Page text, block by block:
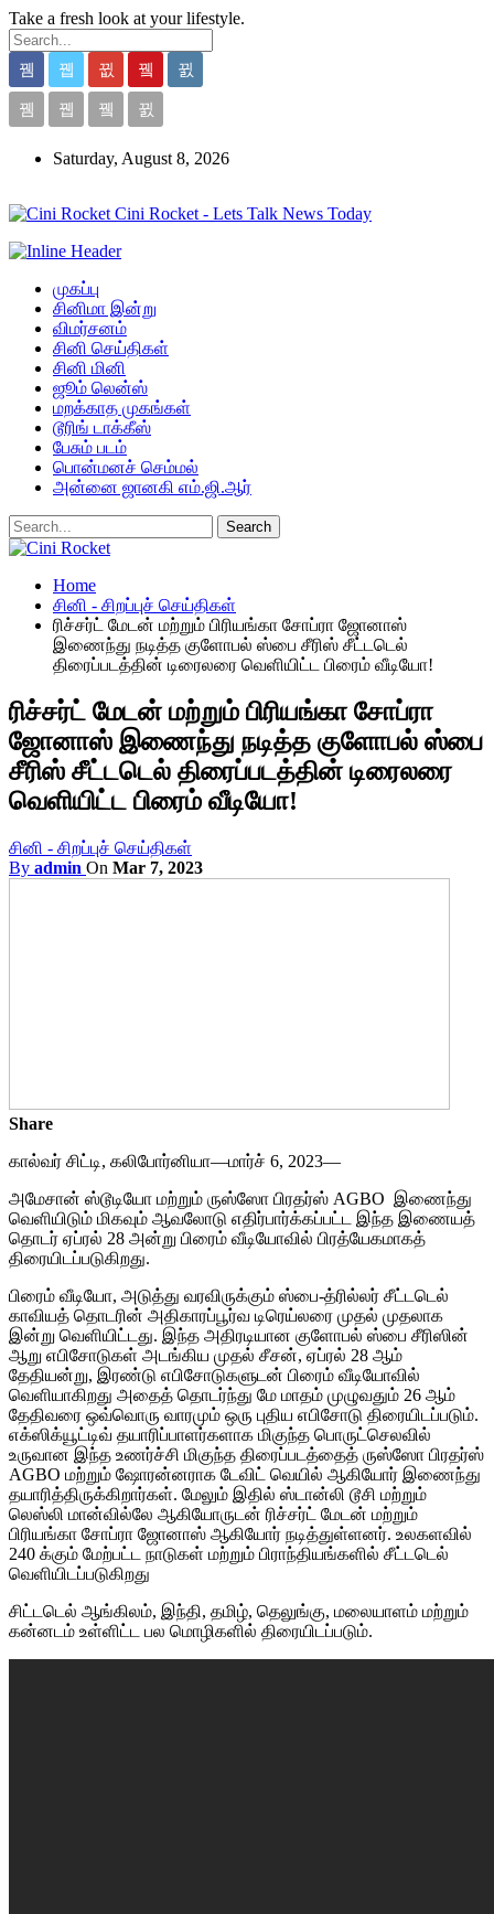
Take a fresh look at your lifestyle.
Saturday, August 8, 2026
Cini Rocket - Lets Talk News Today
முகப்பு
சினிமா இன்று
விமர்சனம்
சினி செய்திகள்
சினி மினி
ஜூம் லென்ஸ்
மறக்காத முகங்கள்
டூரிங் டாக்கீஸ்
பேசும் படம்
பொன்மனச் செம்மல்
அன்னை ஜானகி எம்.ஜி.ஆர்
Home
சினி - சிறப்புச் செய்திகள்
ரிச்சர்ட் மேடன் மற்றும் பிரியங்கா சோப்ரா ஜோனாஸ்
இணைந்து நடித்த குளோபல் ஸ்பை சீரிஸ் சீட்டடெல்
திரைப்படத்தின் டிரைலரை வெளியிட்ட பிரைம் வீடியோ!
ரிச்சர்ட் மேடன் மற்றும் பிரியங்கா சோப்ரா
ஜோனாஸ் இணைந்து நடித்த குளோபல் ஸ்பை
சீரிஸ் சீட்டடெல் திரைப்படத்தின் டிரைலரை
வெளியிட்ட பிரைம் வீடியோ!
சினி - சிறப்புச் செய்திகள்
By admin On Mar 7, 2023
Share
கால்வர் சிட்டி, கலிபோர்னியா—மார்ச் 6, 2023—
அமேசான் ஸ்டூடியோ மற்றும் ருஸ்ஸோ பிரதர்ஸ் AGBO இணைந்து
வெளியிடும் மிகவும் ஆவலோடு எதிர்பார்க்கப்பட்ட இந்த இணையத்
தொடர் ஏப்ரல் 28 அன்று பிரைம் வீடியோவில் பிரத்யேகமாகத்
திரையிடப்படுகிறது.
பிரைம் வீடியோ, அடுத்து வரவிருக்கும் ஸ்பை-த்ரில்லர் சீட்டடெல்
காவியத் தொடரின் அதிகாரப்பூர்வ டிரெய்லரை முதல் முதலாக
இன்று வெளியிட்டது. இந்த அதிரடியான குளோபல் ஸ்பை சீரிஸின்
ஆறு எபிசோடுகள் அடங்கிய முதல் சீசன், ஏப்ரல் 28 ஆம்
தேதியன்று, இரண்டு எபிசோடுகளுடன் பிரைம் வீடியோவில்
வெளியாகிறது அதைத் தொடர்ந்து மே மாதம் முழுவதும் 26 ஆம்
தேதிவரை ஒவ்வொரு வாரமும் ஒரு புதிய எபிசோடு திரையிடப்படும்.
எக்ஸிக்யூட்டிவ் தயாரிப்பாளர்களாக மிகுந்த பொருட்செலவில்
உருவான இந்த உணர்ச்சி மிகுந்த திரைப்படத்தைத் ருஸ்ஸோ பிரதர்ஸ்
AGBO மற்றும் ஷோரன்னராக டேவிட் வெயில் ஆகியோர் இணைந்து
தயாரித்திருக்கிறார்கள். மேலும் இதில் ஸ்டான்லி டூசி மற்றும்
லெஸ்லி மான்வில்லே ஆகியோருடன் ரிச்சர்ட் மேடன் மற்றும்
பிரியங்கா சோப்ரா ஜோனாஸ் ஆகியோர் நடித்துள்ளனர். உலகளவில்
240 க்கும் மேற்பட்ட நாடுகள் மற்றும் பிராந்தியங்களில் சீட்டடெல்
வெளியிடப்படுகிறது
சிட்டடெல் ஆங்கிலம், இந்தி, தமிழ், தெலுங்கு, மலையாளம் மற்றும்
கன்னடம் உள்ளிட்ட பல மொழிகளில் திரையிடப்படும்.